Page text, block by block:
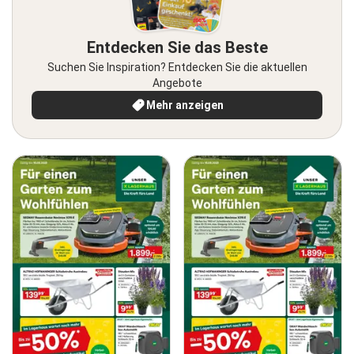
Entdecken Sie das Beste
Suchen Sie Inspiration? Entdecken Sie die aktuellen
Angebote
Mehr anzeigen